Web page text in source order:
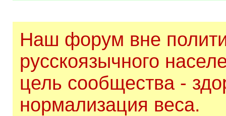
Наш форум вне
русскоязычного
цель сообщества -
нормализация веса.